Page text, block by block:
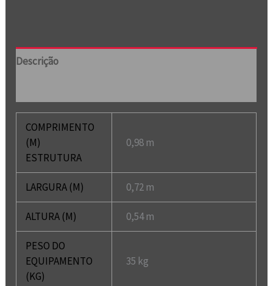
Descrição
COMPRIMENTO
(M)
ESTRUTURA
0,98 m
LARGURA (M) 0,72 m
ALTURA (M) 0,54 m
PESO DO
EQUIPAMENTO
(KG)
35 kg